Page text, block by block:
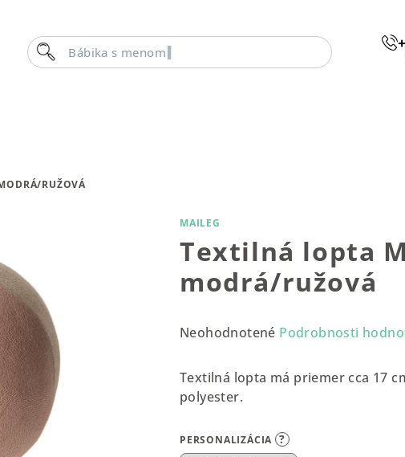
Bábika s
Hľadať
RUŽOVÁ
MAILEG
Textilná lopta
modrá/ružová
Priemerné
produktu
0,0
5
Neohodnotené Podrobnosti
Textilná lopta má priemer cca 17
polyester.
PERSONALIZÁCIA ?